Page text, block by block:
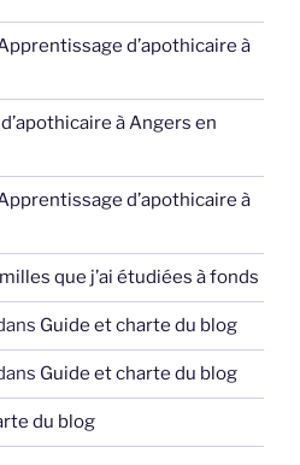
d’apothicaire à
à Angers en
d’apothicaire à
que j’ai étudiées à fonds
Guide et charte du blog
Guide et charte du blog
du blog